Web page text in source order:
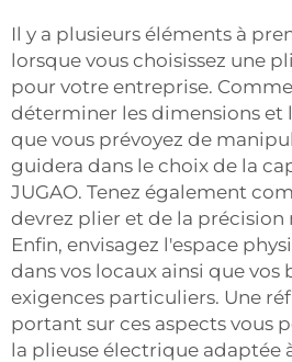
Il y a plusieurs éléments à
lorsque vous choisissez une
pour votre entreprise.
déterminer les dimensions et
que vous prévoyez de
guidera dans le choix de la
JUGAO. Tenez également
devrez plier et de la précision
Enfin, envisagez l'espace
dans vos locaux ainsi que vos
exigences particuliers. Une
portant sur ces aspects vous
la plieuse électrique adaptée